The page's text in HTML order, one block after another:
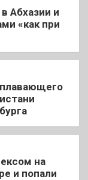
Абхазии и
«как при
на
и попали